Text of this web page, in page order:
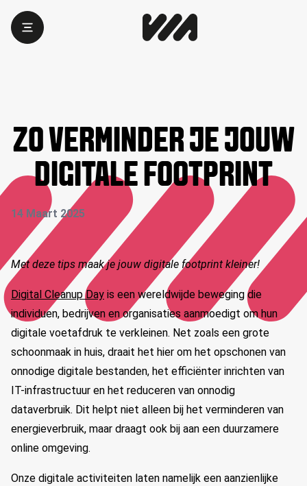
ZO VERMINDER JE JOUW
DIGITALE FOOTPRINT
14 Maart 2025
Met deze tips maak je jouw digitale footprint kleiner!
Digital Cleanup Day is een wereldwijde beweging die
individuen, bedrijven en organisaties aanmoedigt om hun
digitale voetafdruk te verkleinen. Net zoals een grote
schoonmaak in huis, draait het hier om het opschonen van
onnodige digitale bestanden, het efficiënter inrichten van
IT-infrastructuur en het reduceren van onnodig
dataverbruik. Dit helpt niet alleen bij het verminderen van
energieverbruik, maar draagt ook bij aan een duurzamere
online omgeving.
Onze digitale activiteiten laten namelijk een aanzienlijke